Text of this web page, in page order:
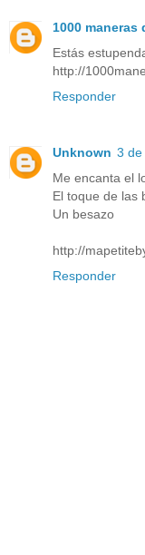
1000 maneras
Estás
http://
Responder
Unknown 3 de
Me encanta el
El toque de las
Un besazo
http://
Responder